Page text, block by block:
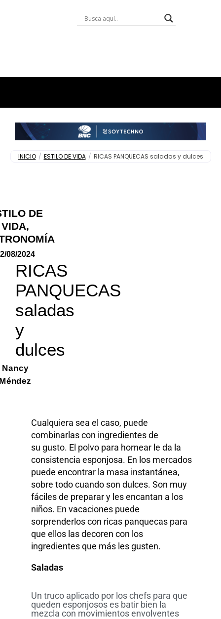
INICIO / ESTILO DE VIDA / RICAS PANQUECAS saladas y dulces
DE
VIDA,
08/2024
RICAS
PANQUECAS
saladas
y
dulces
Nancy
Cualquiera sea el caso, puede
combinarlas con ingredientes de
su gusto. El polvo para hornear le da la
consistencia esponjosa. En los mercados
puede encontrar la masa instantánea,
sobre todo cuando son dulces. Son muy
fáciles de preparar y les encantan a los
niños. En vacaciones puede
sorprenderlos con ricas panquecas para
que ellos las decoren con los
ingredientes que más les gusten.
Saladas
Un truco aplicado por los chefs para que
queden esponjosos es batir bien la
mezcla con movimientos envolventes